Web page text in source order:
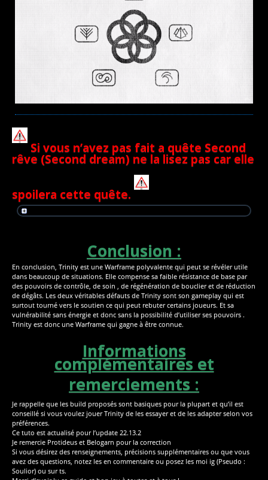
Si vous n’avez pas fait a quête Second
rêve (Second dream) ne la lisez pas car elle
spoilera cette quête.
Conclusion :
En conclusion, Trinity est une Warframe polyvalente qui peut se révéler utile
dans beaucoup de situations. Elle compense sa faible résistance de base par
des pouvoirs de contrôle, de soin , de régénération de bouclier et de réduction
de dégâts. Les deux véritables défauts de Trinity sont son gameplay qui est
surtout tourné vers le soutien ce qui peut rebuter certains joueurs. Et sa
vulnérabilité sans énergie et donc sans la possibilité d’utiliser ses pouvoirs .
Trinity est donc une Warframe qui gagne à être connue.
Informations
complémentaires et
remerciements :
Je rappelle que les build proposés sont basiques pour la plupart et qu’il est
conseillé si vous voulez jouer Trinity de les essayer et de les adapter selon vos
préférences.
Ce tuto est actualisé pour l’update 22.13.2
Je remercie Protideus et Belogarn pour la correction
Si vous désirez des renseignements, précisions supplémentaires ou que vous
avez des questions, notez les en commentaire ou posez les moi ig (Pseudo :
Soulior) ou sur ts.